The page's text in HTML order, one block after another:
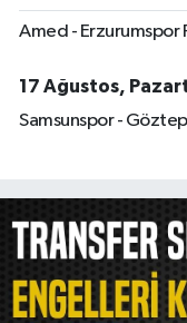
Amed - Erzurumspor
17 Ağustos,
Samsunspor -